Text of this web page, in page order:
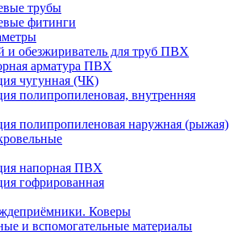
трубы
фитинги
и обезжириватель для труб ПВХ
арматура ПВХ
чугунная (ЧК)
полипропиленовая, внутренняя
полипропиленовая наружная (рыжая)
напорная ПВХ
гофрированная
Коверы